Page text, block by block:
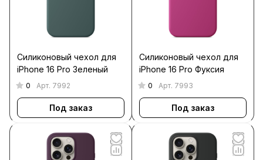
Силиконовый чехол для
iPhone 16 Pro Зеленый
0 Арт. 7992
Под заказ
Силиконовый чехол для
iPhone 16 Pro Фуксия
0 Арт. 7993
Под заказ